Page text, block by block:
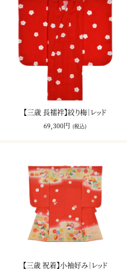
【三歳 長襦袢】絞り梅｜レッド
69,300円 (税込)
【三歳 祝着】小袖好み｜レッド